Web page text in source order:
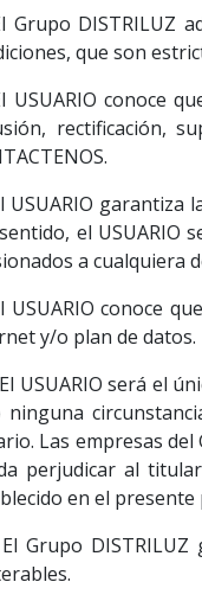
Grupo DISTRILUZ
que son
USUARIO conoce
rectificación,
USUARIO
el USUARIO
a cualquiera
USUARIO conoce
y/o plan de datos.
USUARIO será el
ninguna
Las empresas
perjudicar al
en el presente
El Grupo